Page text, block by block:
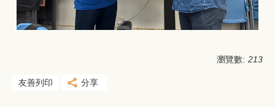
瀏覽數: 213
友善列印 分享